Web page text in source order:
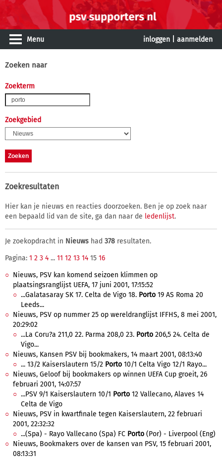
Menu inloggen aanmelden
Zoeken naar
Zoekterm
Zoekgebied
Zoekresultaten
Hier kan je nieuws en reacties doorzoeken. Ben je op zoek naar
een bepaald lid van de site, ga dan naar de ledenlijst.
Je zoekopdracht in Nieuws had 378 resultaten.
Pagina: 1 2 3 4 ... 11 12 13 14 15 16
Nieuws, PSV kan komend seizoen klimmen op
plaatsingsranglijst UEFA, 17 juni 2001, 17:15:52
...Galatasaray SK 17. Celta de Vigo 18. Porto 19 AS Roma 20
Leeds...
Nieuws, PSV op nummer 25 op wereldranglijst IFFHS, 8 mei 2001,
20:29:02
...La Coru?a 211,0 22. Parma 208,0 23. Porto 206,5 24. Celta de
Vigo...
Nieuws, Kansen PSV bij bookmakers, 14 maart 2001, 08:13:40
... 13/2 Kaiserslautern 15/2 Porto 10/1 Celta Vigo 12/1 Rayo...
Nieuws, Geloof bij bookmakers op winnen UEFA Cup groeit, 26
februari 2001, 14:07:57
...PSV 9/1 Kaiserslautern 10/1 Porto 12 Vallecano, Alaves 14
Celta de Vigo
Nieuws, PSV in kwartfinale tegen Kaiserslautern, 22 februari
2001, 22:32:32
...(Spa) - Rayo Vallecano (Spa) FC Porto (Por) - Liverpool (Eng)
Nieuws, Bookmakers over de kansen van PSV, 15 februari 2001,
08:13:31